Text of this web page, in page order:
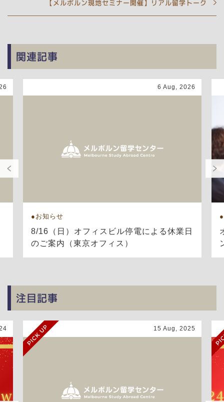
【メルボルン現地セミナー開催】リアル留学トーク
関連記事
6 Aug, 2026
お知らせ
8/16（日）オフィスビル停電による休業日
のご案内（東京オフィス）
注目記事
15 Aug, 2025